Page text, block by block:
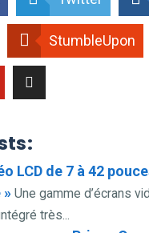
StumbleUpon
LCD de 7 à 42
» Une gamme d’écrans
très...